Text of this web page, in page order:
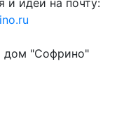
и идеи на почту:
дом "Софрино"